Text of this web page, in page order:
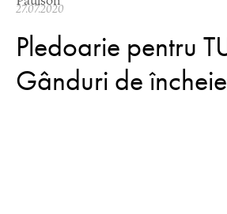
27.07.2020
Pledoarie pentru
Gânduri de